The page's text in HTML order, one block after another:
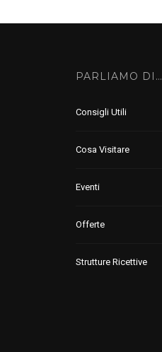
PARLIAMO DI…
Consigli Utili
Cosa Visitare
Eventi
Offerte
Strutture Ricettive